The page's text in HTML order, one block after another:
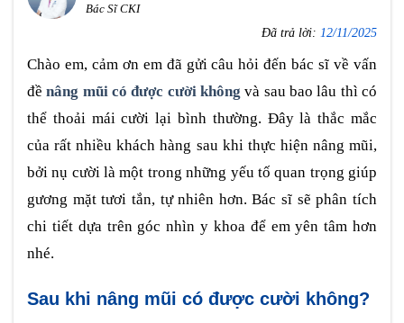
Bác Sĩ CKI
Đã trả lời: 12/11/2025
Chào em, cảm ơn em đã gửi câu hỏi đến bác sĩ về vấn
đềnâng mũi có được cười không và sau bao lâu thì có
thể thoải mái cười lại bình thường. Đây là thắc mắc
của rất nhiều khách hàng sau khi thực hiện nâng mũi,
bởi nụ cười là một trong những yếu tố quan trọng giúp
gương mặt tươi tắn, tự nhiên hơn. Bác sĩ sẽ phân tích
chi tiết dựa trên góc nhìn y khoa để em yên tâm hơn
nhé.
Sau khi nâng mũi có được cười không?